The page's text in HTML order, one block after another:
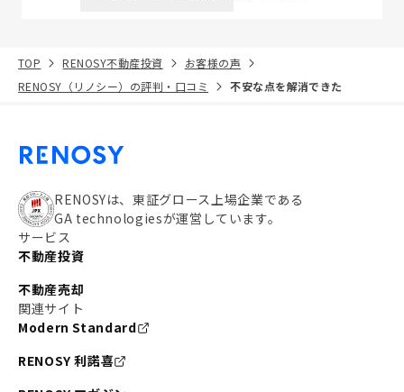
TOP RENOSY不動産投資
お客様の声
RENOSY（リノシー）の評判・口コミ
不安な点を解消できた
RENOSYは、東証グロース上場企業である
GA technologiesが運営しています。
サービス
不動産投資
不動産売却
関連サイト
Modern Standard
RENOSY 利諾喜